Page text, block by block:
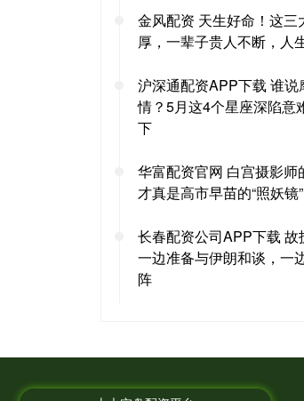
金风配资 天生好命！这三
厚，一辈子贵人不断，人
沪深通配资APP下载 谁说
情？5月这4个星座深陷意
下
华富配资官网 白宫摄影师
才真是高市早苗的“照妖镜”
长春配资公司APP下载 故
一边准备与伊朗和谈，一
阵